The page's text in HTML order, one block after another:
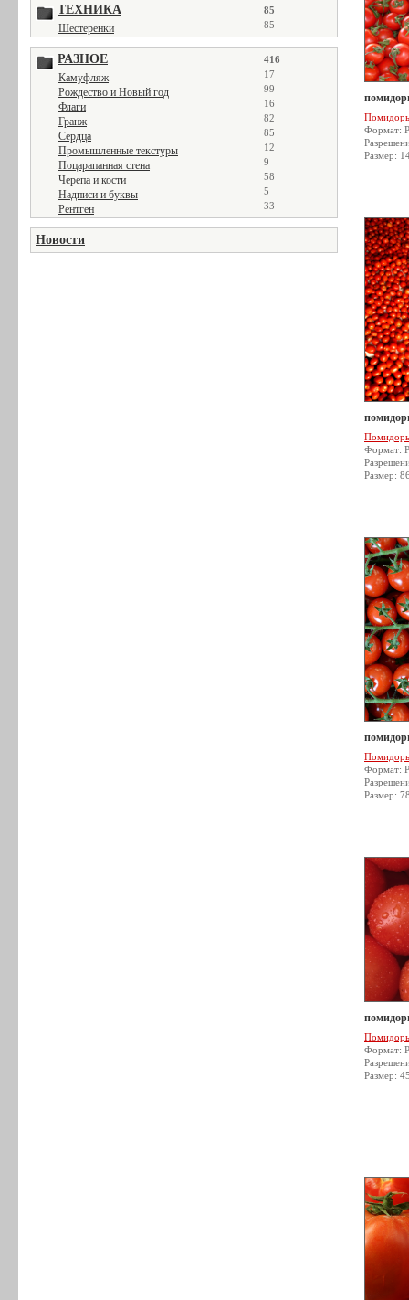
ТЕХНИКА 85
Шестеренки 85
РАЗНОЕ 416
Камуфляж 17
Рождество и Новый год 99
Флаги 16
Гранж 82
Сердца 85
Промышленные текстуры 12
Поцарапанная стена 9
Черепа и кости 58
Надписи и буквы 5
Рентген 33
Новости
Формат:
Размер:
Формат:
Размер:
Формат:
Размер:
Формат:
Размер: